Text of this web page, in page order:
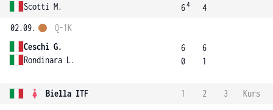
Scotti M.
64
4
02.09.
Ceschi G.
Rondinara L.
Q-1K
6
0
6
1
Biella ITF 1 2 3
Kurs